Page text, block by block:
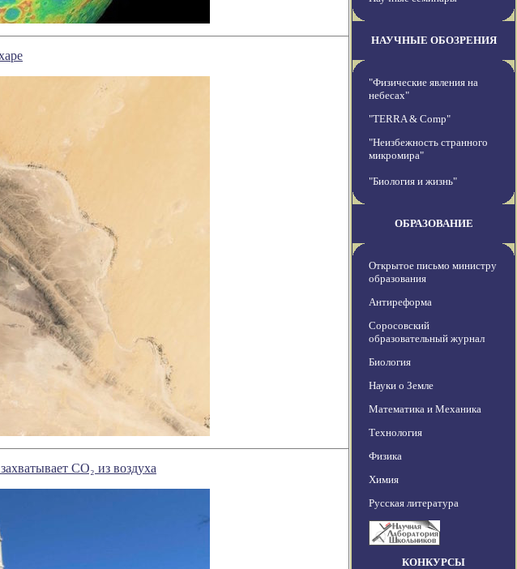
CO₂ из воздуха
НАУЧНЫЕ ОБОЗРЕНИЯ
"Физические явления на
небесах"
"TERRA & Comp"
"Неизбежность странного
микромира"
"Биология и жизнь"
ОБРАЗОВАНИЕ
Открытое письмо министру
образования
Антиреформа
Соросовский
образовательный журнал
Биология
Науки о Земле
Математика и Механика
Технология
Физика
Химия
Русская литература
КОНКУРСЫ